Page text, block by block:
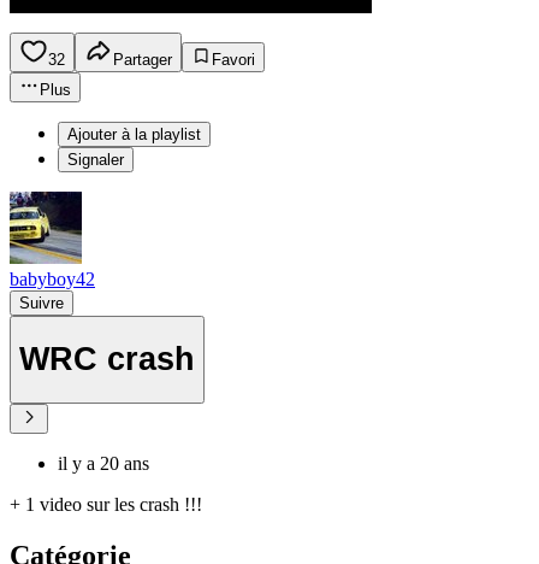
32 Partager
Favori
Plus
Ajouter à la playlist
Signaler
babyboy42
Suivre
WRC crash
il y a 20 ans
+ 1 video sur les crash !!!
Catégorie